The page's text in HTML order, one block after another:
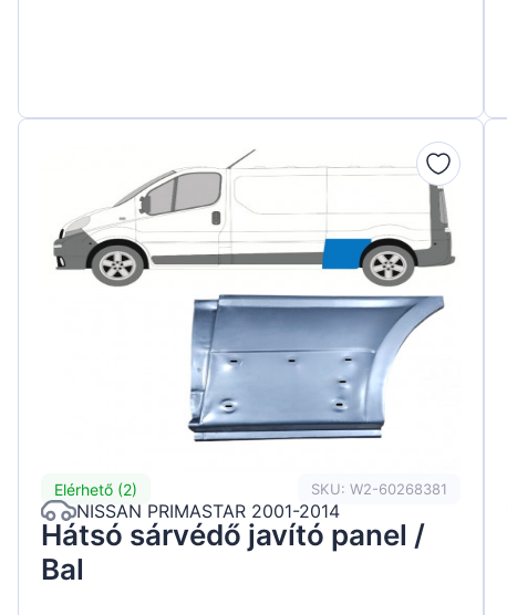
Elérhető (2) SKU: W2-60268381
NISSAN PRIMASTAR 2001-2014
Hátsó sárvédő javító panel /
Bal